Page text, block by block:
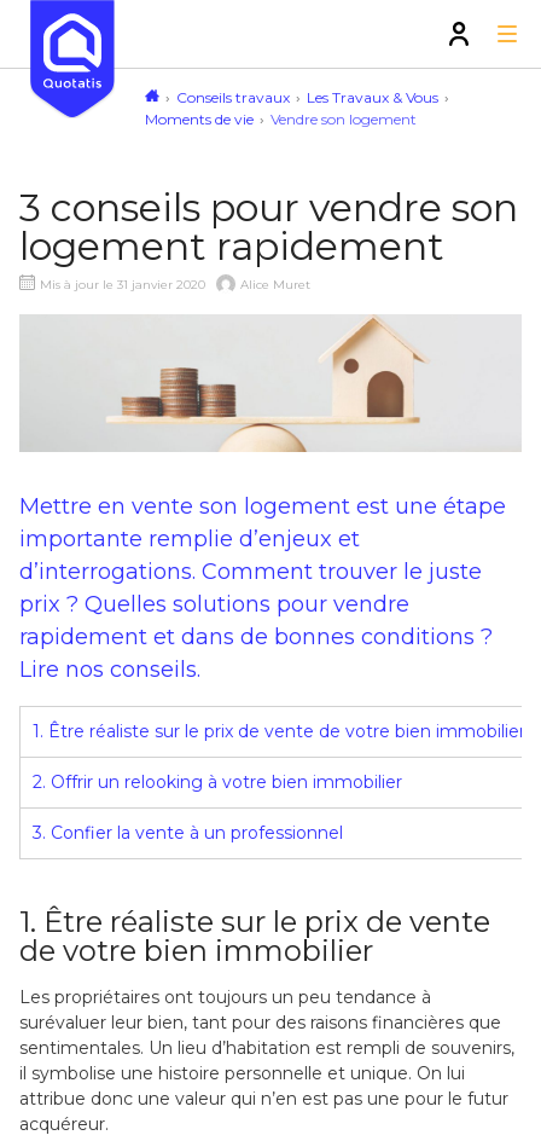
Conseils travaux
Les Travaux & Vous
Moments de vie
Vendre son logement
3 conseils pour vendre son
logement rapidement
Mis à jour le 31 janvier 2020 Alice Muret
Mettre en vente son logement est une étape
importante remplie d’enjeux et
d’interrogations. Comment trouver le juste
prix ? Quelles solutions pour vendre
rapidement et dans de bonnes conditions ?
Lire nos conseils.
1. Être réaliste sur le prix de vente de votre bien immobilier
2. Offrir un relooking à votre bien immobilier
3. Confier la vente à un professionnel
1. Être réaliste sur le prix de vente
de votre bien immobilier
Les propriétaires ont toujours un peu tendance à
surévaluer leur bien, tant pour des raisons financières que
sentimentales. Un lieu d’habitation est rempli de souvenirs,
il symbolise une histoire personnelle et unique. On lui
attribue donc une valeur qui n’en est pas une pour le futur
acquéreur.